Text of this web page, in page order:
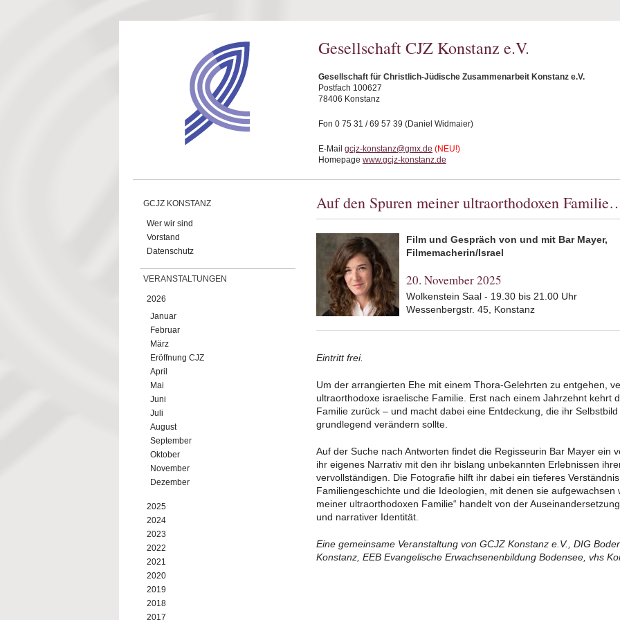
Gesellschaft CJZ Konstanz e.V.
Gesellschaft für Christlich-Jüdische Zusammenarbeit Konstanz e.V.
Postfach 100627
78406 Konstanz
Fon 0 75 31 / 69 57 39 (Daniel Widmaier)
E-Mail gcjz-konstanz@gmx.de (NEU!)
Homepage www.gcjz-konstanz.de
GCJZ KONSTANZ
Wer wir sind
Vorstand
Datenschutz
VERANSTALTUNGEN
2026
Januar
Februar
März
Eröffnung CJZ
April
Mai
Juni
Juli
August
September
Oktober
November
Dezember
2025
2024
2023
2022
2021
2020
2019
2018
2017
Auf den Spuren meiner ultraorthodoxen
Film und Gespräch von und mit Bar Mayer,
Filmemacherin/Israel
20. November 2025
Wolkenstein Saal - 19.30 bis 21.00 Uhr
Wessenbergstr. 45, Konstanz
Eintritt frei.
Um der arrangierten Ehe mit einem Thora-Gelehrten zu entgehen,
ultraorthodoxe israelische Familie. Erst nach einem Jahrzehnt kehrt
Familie zurück – und macht dabei eine Entdeckung, die ihr
grundlegend verändern sollte.
Auf der Suche nach Antworten findet die Regisseurin Bar Mayer ein
ihr eigenes Narrativ mit den ihr bislang unbekannten Erlebnissen
vervollständigen. Die Fotografie hilft ihr dabei ein tieferes
Familiengeschichte und die Ideologien, mit denen sie aufgewachsen
meiner ultraorthodoxen Familie“ handelt von der
und narrativer Identität.
Eine gemeinsame Veranstaltung von GCJZ Konstanz e.V., DIG
Konstanz, EEB Evangelische Erwachsenenbildung Bodensee, vhs